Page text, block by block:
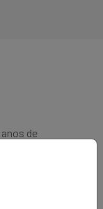
de
e naturais.
o
qualidade,
Descubra a